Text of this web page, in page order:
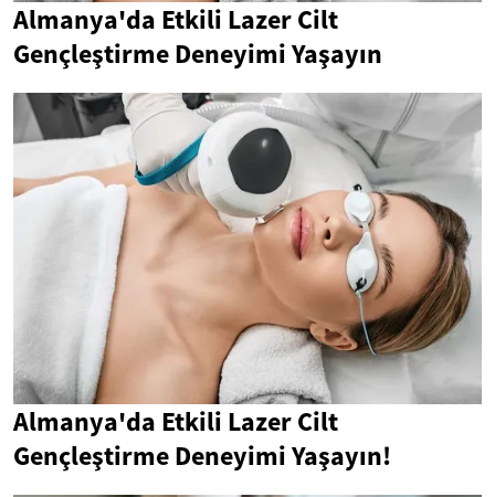
Almanya'da Etkili Lazer Cilt
Gençleştirme Deneyimi Yaşayın
Almanya'da Etkili Lazer Cilt
Gençleştirme Deneyimi Yaşayın!